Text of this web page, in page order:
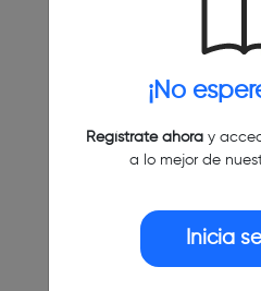
¡No
Regístrate ahoray
a lo mejor de
Inicia